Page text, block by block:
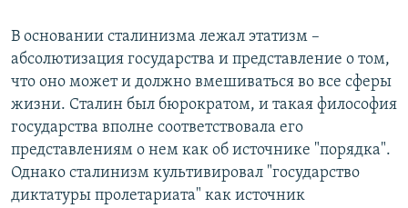
В основании сталинизма лежал этатизм –
абсолютизация государства и представление о том,
что оно может и должно вмешиваться во все сферы
жизни. Сталин был бюрократом, и такая философия
государства вполне соответствовала его
представлениям о нем как об источнике "порядка".
Однако сталинизм культивировал "государство
диктатуры пролетариата" как источник